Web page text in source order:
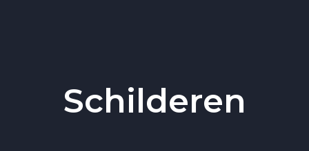
Schilderen